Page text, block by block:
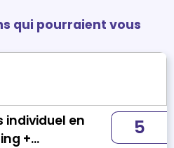
qui pourraient vous
individuel en
+
5